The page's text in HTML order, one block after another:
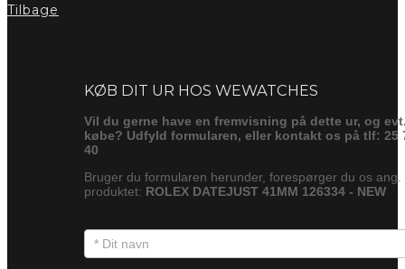
Tilbage
KØB DIT UR HOS WEWATCHES
Vil du gerne have en fremvisning på dette ur, og
købe? Udfyld formularen, eller kontakt os på tlf: 25
40
Bruger du formularen herunder, forespørger du os ang.
produktet: ROLEX DATEJUST 41MM 126334 - NEW